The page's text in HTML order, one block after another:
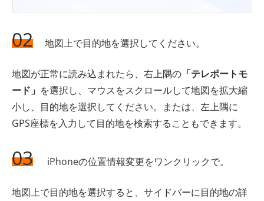
02 地図上で目的地を選択してください。
地図が正常に読み込まれたら、右上隅の 「テレポートモ
ード」 を選択し、マウスをスクロールして地図を拡大縮
小し、目的地を選択してください。または、左上隅に
GPS座標を入力して目的地を検索することもできます。
03 iPhoneの位置情報変更をワンクリックで。
地図上で目的地を選択すると、サイドバーに目的地の詳